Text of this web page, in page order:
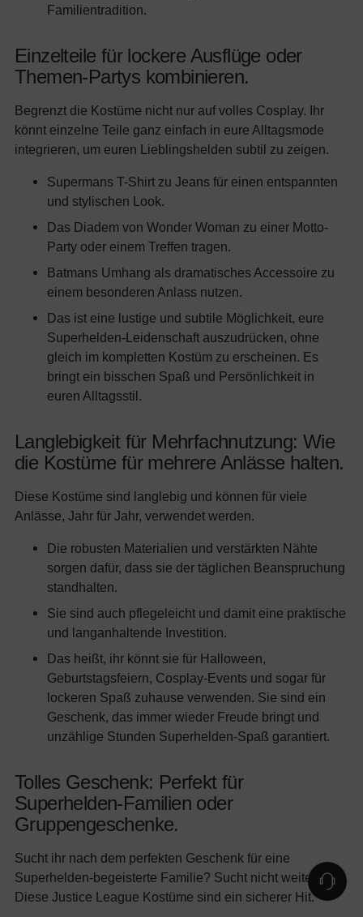
Familientradition.
Einzelteile für lockere Ausflüge oder
Themen-Partys kombinieren.
Begrenzt die Kostüme nicht nur auf volles Cosplay. Ihr
könnt einzelne Teile ganz einfach in eure Alltagsmode
integrieren, um euren Lieblingshelden subtil zu zeigen.
Supermans T-Shirt zu Jeans für einen entspannten
und stylischen Look.
Das Diadem von Wonder Woman zu einer Motto-
Party oder einem Treffen tragen.
Batmans Umhang als dramatisches Accessoire zu
einem besonderen Anlass nutzen.
Das ist eine lustige und subtile Möglichkeit, eure
Superhelden-Leidenschaft auszudrücken, ohne
gleich im kompletten Kostüm zu erscheinen. Es
bringt ein bisschen Spaß und Persönlichkeit in
euren Alltagsstil.
Langlebigkeit für Mehrfachnutzung: Wie
die Kostüme für mehrere Anlässe halten.
Diese Kostüme sind langlebig und können für viele
Anlässe, Jahr für Jahr, verwendet werden.
Die robusten Materialien und verstärkten Nähte
sorgen dafür, dass sie der täglichen Beanspruchung
standhalten.
Sie sind auch pflegeleicht und damit eine praktische
und langanhaltende Investition.
Das heißt, ihr könnt sie für Halloween,
Geburtstagsfeiern, Cosplay-Events und sogar für
lockeren Spaß zuhause verwenden. Sie sind ein
Geschenk, das immer wieder Freude bringt und
unzählige Stunden Superhelden-Spaß garantiert.
Tolles Geschenk: Perfekt für
Superhelden-Familien oder
Gruppengeschenke.
Sucht ihr nach dem perfekten Geschenk für eine
Superhelden-begeisterte Familie? Sucht nicht weiter!
Diese Justice League Kostüme sind ein sicherer Hit.